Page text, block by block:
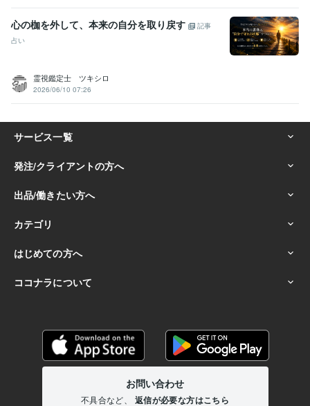
心の枷を外して、本来の自分を取り戻す
記事
占い
霊視鑑定士 ツキシロ
2026/06/10 07:26